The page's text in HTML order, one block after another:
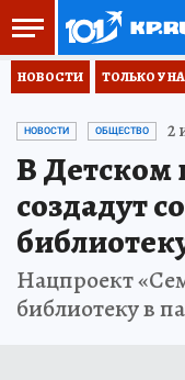
НОВОСТИ ТОЛЬКО У
НОВОСТИ ОБЩЕСТВО 2
В Детском
создадут
Нацпроект
библиотеку в